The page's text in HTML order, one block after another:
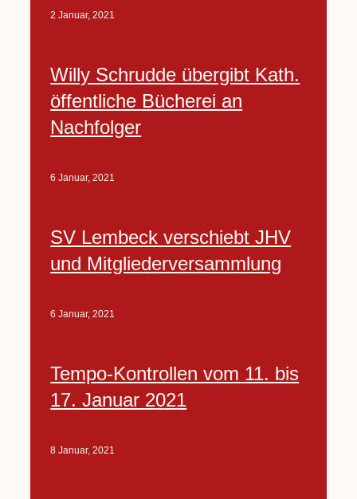
2 Januar, 2021
Willy Schrudde übergibt Kath.
öffentliche Bücherei an
Nachfolger
6 Januar, 2021
SV Lembeck verschiebt JHV
und Mitgliederversammlung
6 Januar, 2021
Tempo-Kontrollen vom 11. bis
17. Januar 2021
8 Januar, 2021